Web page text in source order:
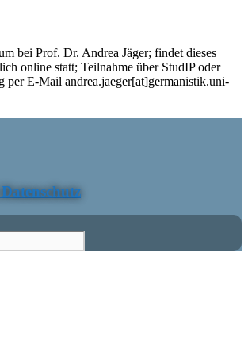
bei Prof. Dr. Andrea Jäger; findet dieses
online statt; Teilnahme über StudIP oder
per E-Mail andrea.jaeger[at]germanistik.uni-